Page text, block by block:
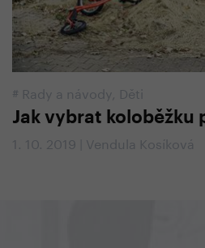
# Rady a návody Děti
Jak vybrat koloběžku
1. 10. 2019 | Vendula Kosíková